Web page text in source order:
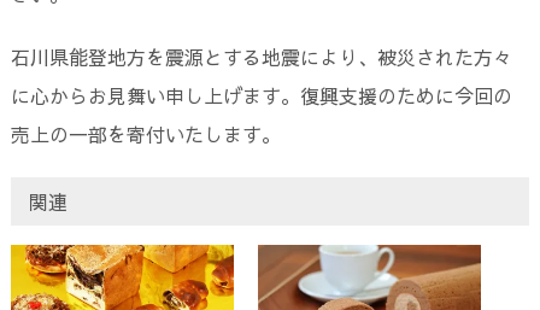
石川県能登地方を震源とする地震により、被災された方々
に心からお見舞い申し上げます。復興支援のために今回の
売上の一部を寄付いたします。
関連